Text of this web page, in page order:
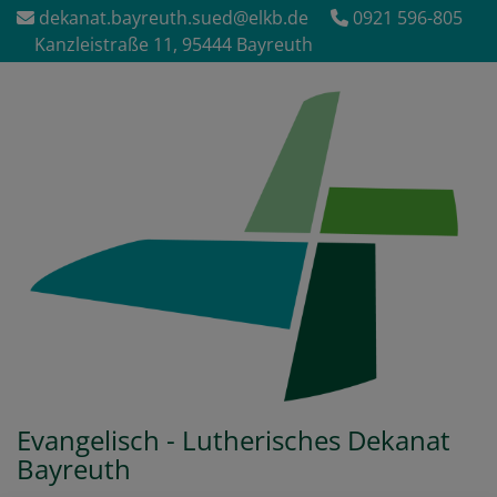
Direkt
zum
Inhalt
dekanat.bayreuth.sued@elkb.de
0921 596-805
Kanzleistraße 11, 95444 Bayreuth
Evangelisch - Lutherisches Dekanat
Bayreuth